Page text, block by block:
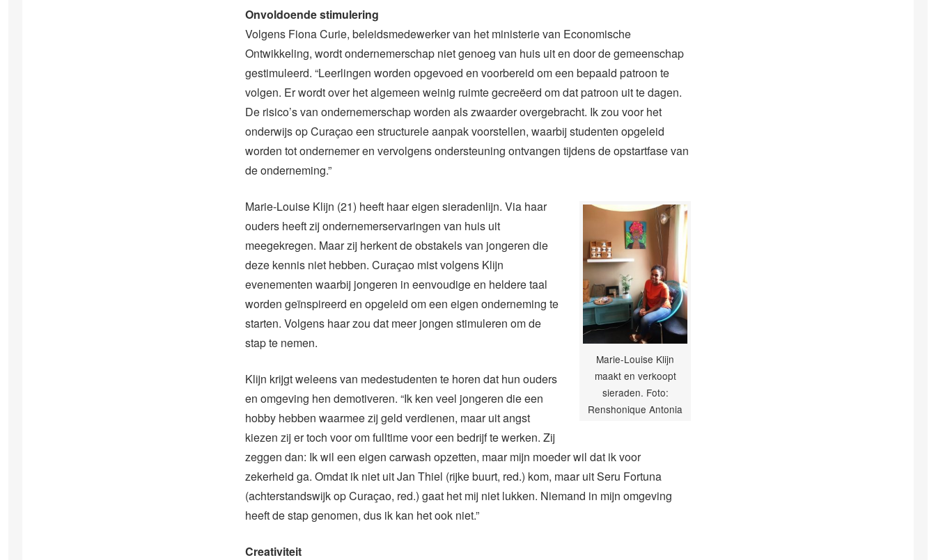
Onvoldoende stimulering
Volgens Fiona Curie, beleidsmedewerker van het ministerie van Economische
Ontwikkeling, wordt ondernemerschap niet genoeg van huis uit en door de gemeenschap
gestimuleerd. “Leerlingen worden opgevoed en voorbereid om een bepaald patroon te
volgen. Er wordt over het algemeen weinig ruimte gecreëerd om dat patroon uit te dagen.
De risico’s van ondernemerschap worden als zwaarder overgebracht. Ik zou voor het
onderwijs op Curaçao een structurele aanpak voorstellen, waarbij studenten opgeleid
worden tot ondernemer en vervolgens ondersteuning ontvangen tijdens de opstartfase van
de onderneming.”
Marie-Louise Klijn
maakt en verkoopt
sieraden. Foto:
Renshonique Antonia
Marie-Louise Klijn (21) heeft haar eigen sieradenlijn. Via haar
ouders heeft zij ondernemerservaringen van huis uit
meegekregen. Maar zij herkent de obstakels van jongeren die
deze kennis niet hebben. Curaçao mist volgens Klijn
evenementen waarbij jongeren in eenvoudige en heldere taal
worden geïnspireerd en opgeleid om een eigen onderneming te
starten. Volgens haar zou dat meer jongen stimuleren om de
stap te nemen.
Klijn krijgt weleens van medestudenten te horen dat hun ouders
en omgeving hen demotiveren. “Ik ken veel jongeren die een
hobby hebben waarmee zij geld verdienen, maar uit angst
kiezen zij er toch voor om fulltime voor een bedrijf te werken. Zij
zeggen dan: Ik wil een eigen carwash opzetten, maar mijn moeder wil dat ik voor
zekerheid ga. Omdat ik niet uit Jan Thiel (rijke buurt, red.) kom, maar uit Seru Fortuna
(achterstandswijk op Curaçao, red.) gaat het mij niet lukken. Niemand in mijn omgeving
heeft de stap genomen, dus ik kan het ook niet.”
Creativiteit